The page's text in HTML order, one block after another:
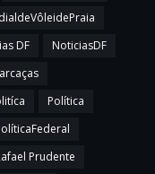
DF
NoticiasDF
Política
Prudente